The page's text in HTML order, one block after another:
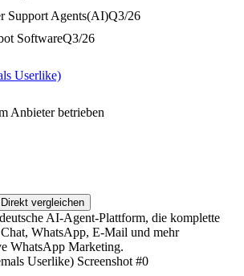
Support Agents(AI)Q3/26
SoftwareQ3/26
Userlike)
Anbieter betrieben
Direkt vergleichen
AI-Agent-Plattform, die komplette
Chat, WhatsApp, E-Mail und mehr
WhatsApp Marketing.